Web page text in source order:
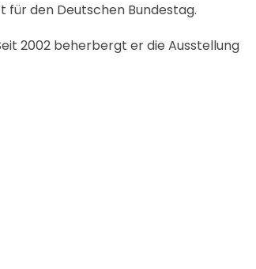
für den Deutschen Bundestag.
2002 beherbergt er die Ausstellung